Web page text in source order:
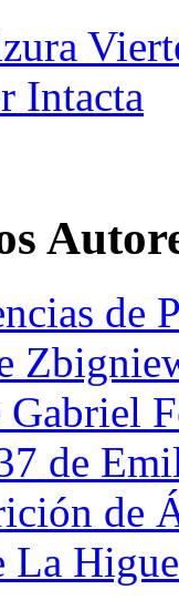
Intacta
de
Gabriel
de
de
La